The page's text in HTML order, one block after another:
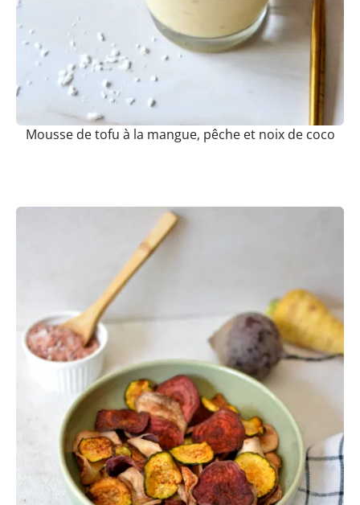
Mousse de tofu à la mangue, pêche et noix de coco